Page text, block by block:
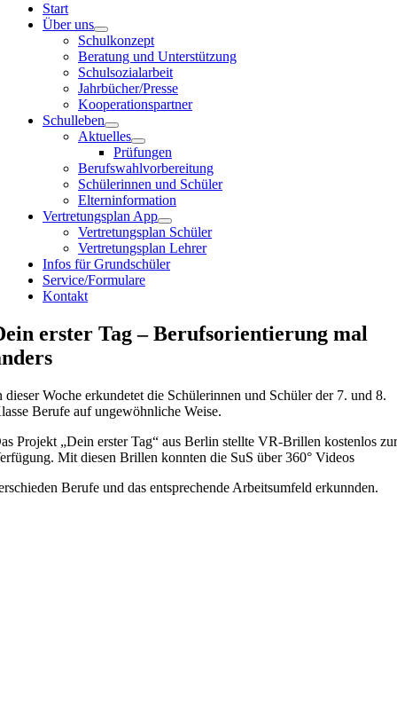
Start
Über uns
Schulkonzept
Beratung und Unterstützung
Schulsozialarbeit
Jahrbücher/Presse
Kooperationspartner
Schulleben
Aktuelles
Prüfungen
Berufswahlvorbereitung
Schülerinnen und Schüler
Elterninformation
Vertretungsplan App
Vertretungsplan Schüler
Vertretungsplan Lehrer
Infos für Grundschüler
Service/Formulare
Kontakt
erster Tag – Berufsorientierung mal
dieser Woche erkundetet die Schülerinnen und Schüler der 7. und 8.
Berufe auf ungewöhnliche Weise.
Projekt „Dein erster Tag“ aus Berlin stellte VR-Brillen kostenlos
Mit diesen Brillen konnten die SuS über 360° Videos
Berufe und das entsprechende Arbeitsumfeld erkunnden.